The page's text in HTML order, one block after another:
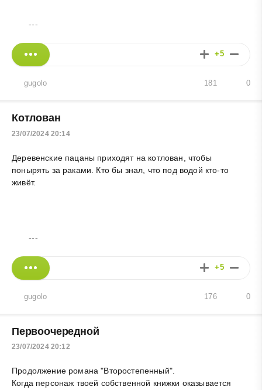
---
+5
gugolo 0
181
Котлован
23/07/2024 20:14
Деревенские пацаны приходят на котлован, чтобы
понырять за раками. Кто бы знал, что под водой кто-то
живёт.
---
+5
gugolo 0
176
Первоочередной
23/07/2024 20:12
Продолжение романа "Второстепенный".
Когда персонаж твоей собственной книжки оказывается